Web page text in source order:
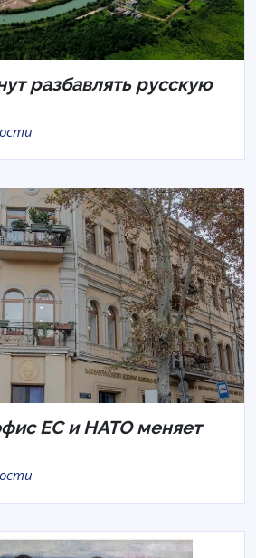
разбавлять русскую
ЕС и НАТО меняет